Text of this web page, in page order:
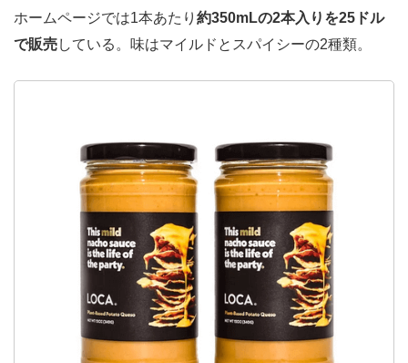
ホームページでは1本あたり 約350mLの2本入りを25ドル
で販売している。味はマイルドとスパイシーの2種類。